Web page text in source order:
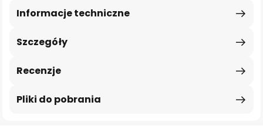
Szczegóły
Informacje techniczne
Recenzje
Pliki do pobrania